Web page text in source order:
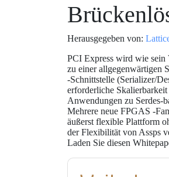
Herausgegeben von:
PCI Express wird wie sein
zu einer allgegenwärtigen
-Schnittstelle (Serializer/
erforderliche
Anwendungen zu Serdes-
Mehrere neue FPGAS -
äußerst flexible Plattform
der Flexibilität von Assps
Laden Sie diesen